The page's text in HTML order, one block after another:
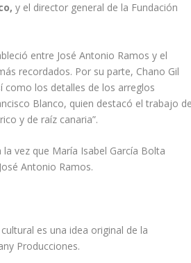
y el director general de la Fundación
entre José Antonio Ramos y el
recordados. Por su parte, Chano Gil
como los detalles de los arreglos
Blanco, quien destacó el trabajo
y de raíz canaria”.
vez que María Isabel García Bolta
Antonio Ramos.
es una idea original de la
Producciones.